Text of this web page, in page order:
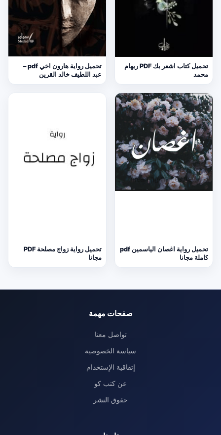
تحميل كتاب اشعر بك PDF ريهام
محمد
تحميل رواية هارون اخي pdf –
عبد اللطيف خالد القرين
تحميل رواية اغصان الياسمين pdf
كاملة مجانا
تحميل رواية زواج مصلحة PDF
مجانا
صفحات مهمة
تواصل معنا
سياسة الخصوصية
إتفاقية الإستخدام
عن كتب كو
حقوق النشر